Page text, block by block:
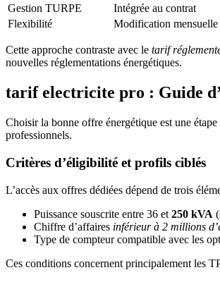
Gestion TURPE
Intégrée au contrat
Flexibilité
Modification mensuelle
Cette approche contraste avec le tarif
nouvelles réglementations énergétiques.
tarif electricite pro : Guide
Choisir la bonne offre énergétique est une
professionnels.
Critères d’éligibilité et profils ciblés
L’accès aux offres dédiées dépend de trois
Puissance souscrite entre 36 et 250 kVA
Chiffre d’affaires inférieur à 2 millions
Type de compteur compatible avec les
Ces conditions concernent principalement les